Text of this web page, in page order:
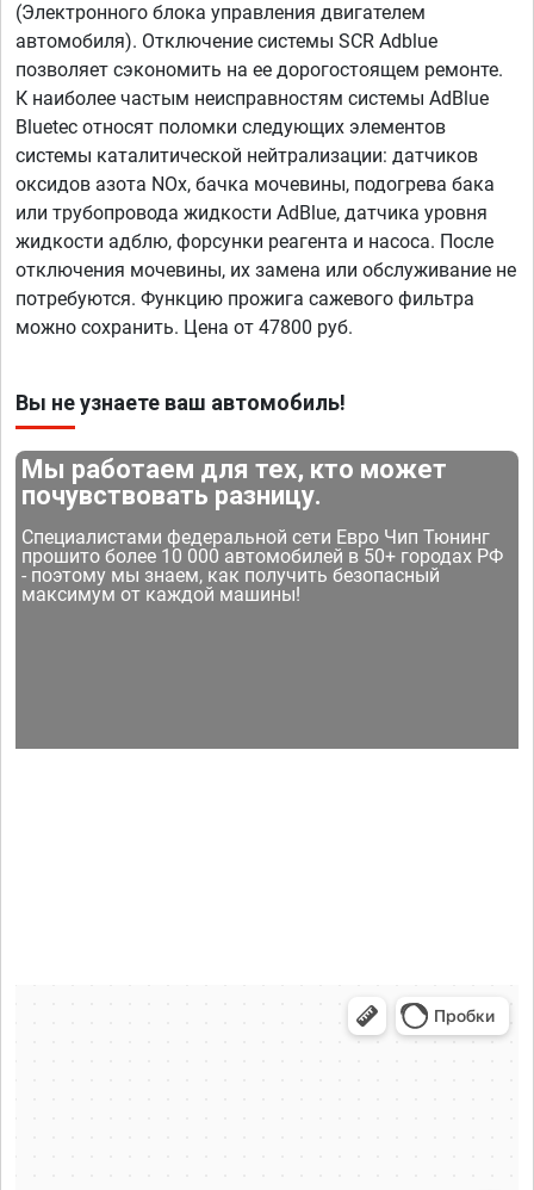
(Электронного блока управления двигателем
автомобиля). Отключение системы SCR Adblue
позволяет сэкономить на ее дорогостоящем ремонте.
К наиболее частым неисправностям системы AdBlue
Bluetec относят поломки следующих элементов
системы каталитической нейтрализации: датчиков
оксидов азота NOx, бачка мочевины, подогрева бака
или трубопровода жидкости AdBlue, датчика уровня
жидкости адблю, форсунки реагента и насоса. После
отключения мочевины, их замена или обслуживание не
потребуются. Функцию прожига сажевого фильтра
можно сохранить. Цена от 47800 руб.
Вы не узнаете ваш автомобиль!
Мы работаем для тех, кто может
почувствовать разницу.
Специалистами федеральной сети Евро Чип Тюнинг
прошито более 10 000 автомобилей в 50+ городах РФ
- поэтому мы знаем, как получить безопасный
максимум от каждой машины!